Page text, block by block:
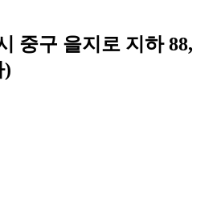
중구 을지로 지하 88,
)